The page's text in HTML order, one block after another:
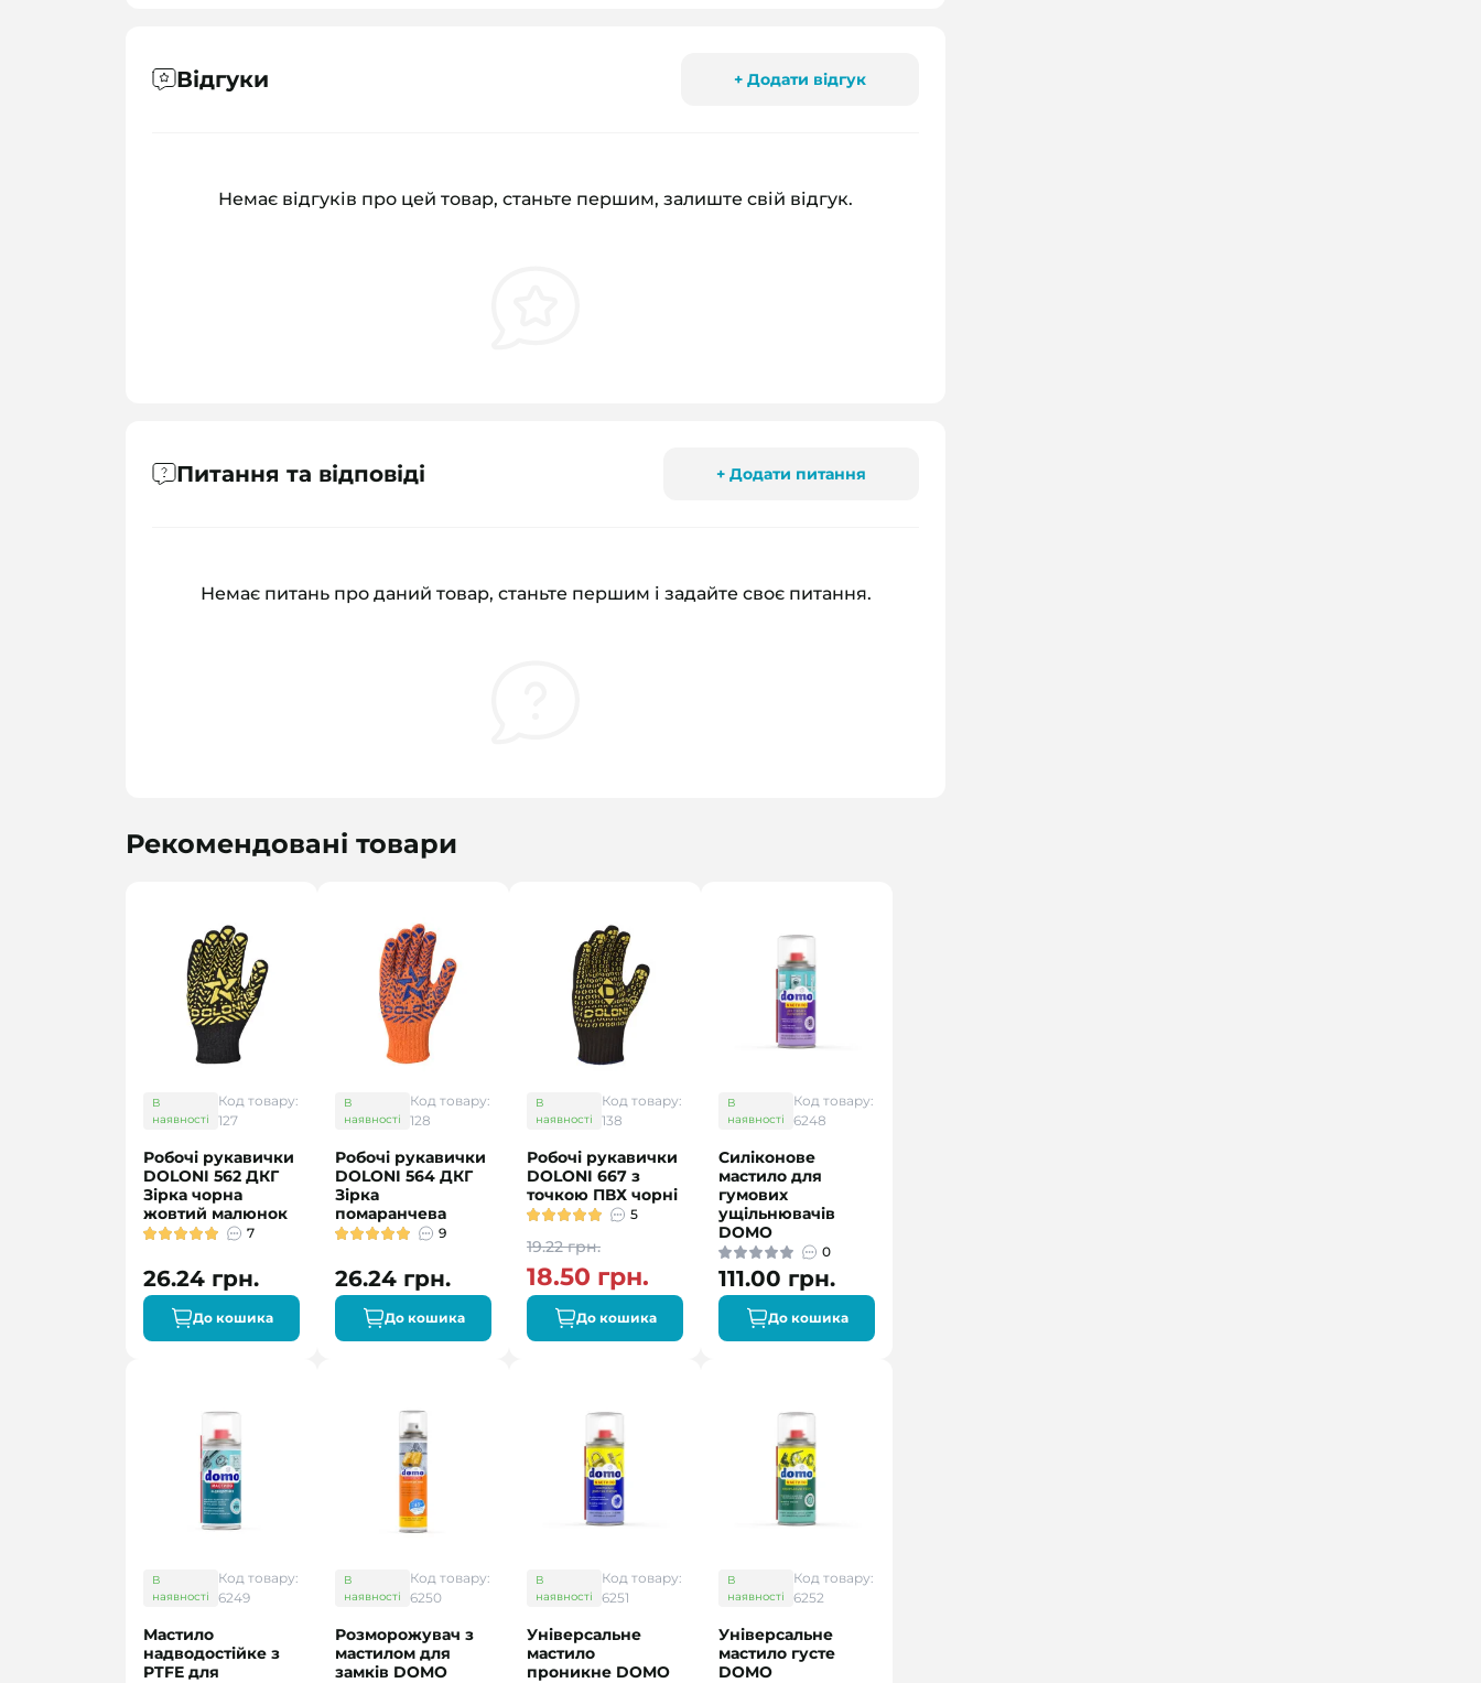
Відгуки + Додати відгук
Немає відгуків про цей товар, станьте першим, залиште свій відгук.
Питання та відповіді + Додати питання
Немає питань про даний товар, станьте першим і задайте своє питання.
Рекомендовані товари
В
наявності
Код товару:
127
Робочі рукавички
DOLONI 562 ДКГ
Зірка чорна
жовтий малюнок
7
26.24 грн.
До кошика
В
наявності
Код товару:
128
Робочі рукавички
DOLONI 564 ДКГ
Зірка
помаранчева
9
26.24 грн.
До кошика
В
наявності
Код товару:
138
Робочі рукавички
DOLONI 667 з
точкою ПВХ чорні
5
19.22 грн.
18.50 грн.
До кошика
В
наявності
Код товару:
6248
Силіконове
мастило для
гумових
ущільнювачів
DOMO
0
111.00 грн.
До кошика
В
наявності
Код товару:
6249
Мастило
надводостійке з
PTFE для
В
наявності
Код товару:
6250
Розморожувач з
мастилом для
замків DOMO
В
наявності
Код товару:
6251
Універсальне
мастило
проникне DOMO
В
наявності
Код товару:
6252
Універсальне
мастило густе
DOMO